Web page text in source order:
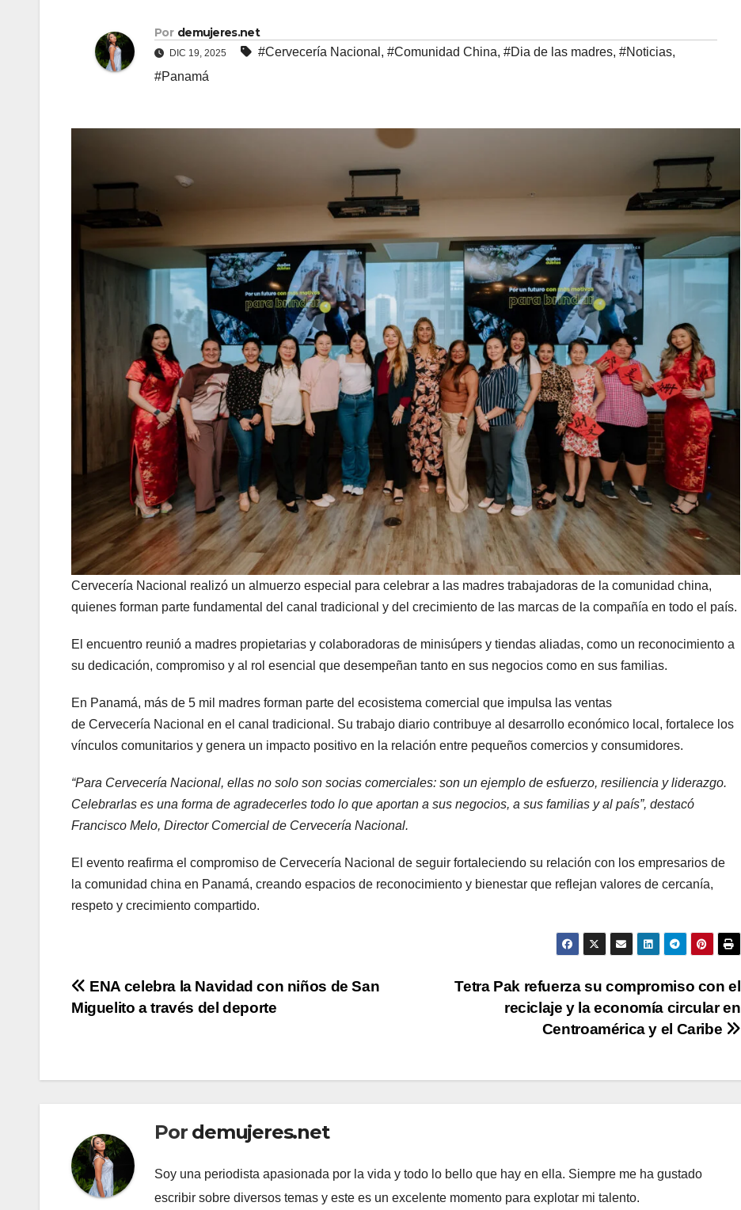
Por demujeres.net
DIC 19, 2025 #Cervecería Nacional , #Comunidad China, #Dia de las madres, #Noticias,
#Panamá
Cervecería Nacional realizó un almuerzo especial para celebrar a las madres trabajadoras de la comunidad china,
quienes forman parte fundamental del canal tradicional y del crecimiento de las marcas de la compañía en todo el país.
El encuentro reunió a madres propietarias y colaboradoras de minisúpers y tiendas aliadas, como un reconocimiento a
su dedicación, compromiso y al rol esencial que desempeñan tanto en sus negocios como en sus familias.
En Panamá, más de 5 mil madres forman parte del ecosistema comercial que impulsa las ventas
de Cervecería Nacional en el canal tradicional. Su trabajo diario contribuye al desarrollo económico local, fortalece los
vínculos comunitarios y genera un impacto positivo en la relación entre pequeños comercios y consumidores.
“Para Cervecería Nacional, ellas no solo son socias comerciales: son un ejemplo de esfuerzo, resiliencia y liderazgo.
Celebrarlas es una forma de agradecerles todo lo que aportan a sus negocios, a sus familias y al país”, destacó
Francisco Melo, Director Comercial de Cervecería Nacional.
El evento reafirma el compromiso de Cervecería Nacional de seguir fortaleciendo su relación con los empresarios de
la comunidad china en Panamá, creando espacios de reconocimiento y bienestar que reflejan valores de cercanía,
respeto y crecimiento compartido.
Navegación
de
Tetra Pak refuerza su compromiso con el
reciclaje y la economía circular en
Centroamérica y el Caribe
ENA celebra la Navidad con niños de San
Miguelito a través del deporte
Por demujeres.net
Soy una periodista apasionada por la vida y todo lo bello que hay en ella. Siempre me ha gustado
escribir sobre diversos temas y este es un excelente momento para explotar mi talento.